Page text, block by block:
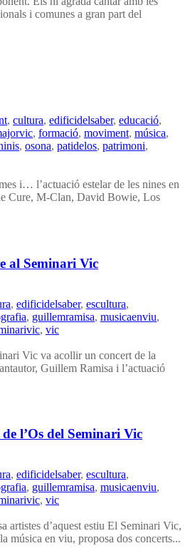
i comunes a gran part del
, cultura, edificidelsaber, educació,
, formació, moviment, música,
, osona, patidelos, patrimoni,
i… l’actuació estelar de les nines en
Cure, M-Clan, David Bowie, Los
al Seminari Vic
, edificidelsaber, escultura,
, guillemramisa, musicaenviu,
, vic
Vic va acollir un concert de la
Guillem Ramisa i l’actuació
l’Os del Seminari Vic
, edificidelsaber, escultura,
, guillemramisa, musicaenviu,
, vic
artistes d’aquest estiu El Seminari Vic,
música en viu, proposa dos concerts...